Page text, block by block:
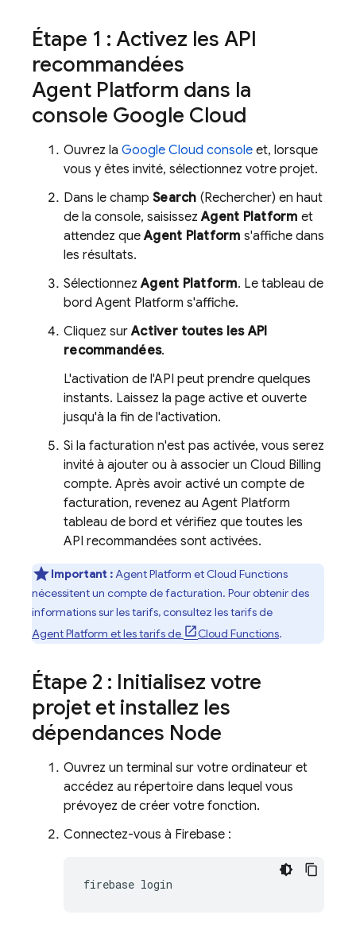
Étape 1 : Activez les API
recommandées
Agent Platform dans la
console Google Cloud
Ouvrez la Google Cloud console et, lorsque
vous y êtes invité, sélectionnez votre projet.
Dans le champ Search (Rechercher) en haut
de la console, saisissezAgent Platform et
attendez queAgent Platform s'affiche dans
les résultats.
SélectionnezAgent Platform. Le tableau de
bord Agent Platform s'affiche.
Cliquez surActiver toutes les API
recommandées.
L'activation de l'API peut prendre quelques
instants. Laissez la page active et ouverte
jusqu'à la fin de l'activation.
Si la facturation n'est pas activée, vous serez
invité à ajouter ou à associer un Cloud Billing
compte. Après avoir activé un compte de
facturation, revenez au Agent Platform
tableau de bord et vérifiez que toutes les
API recommandées sont activées.
Important :Agent Platform et Cloud Functions
nécessitent un compte de facturation. Pour obtenir des
informations sur les tarifs, consultez les tarifs de
Agent Platform et les tarifs de Cloud Functions.
Étape 2 : Initialisez votre
projet et installez les
dépendances Node
Ouvrez un terminal sur votre ordinateur et
accédez au répertoire dans lequel vous
prévoyez de créer votre fonction.
Connectez-vous à Firebase :
firebase